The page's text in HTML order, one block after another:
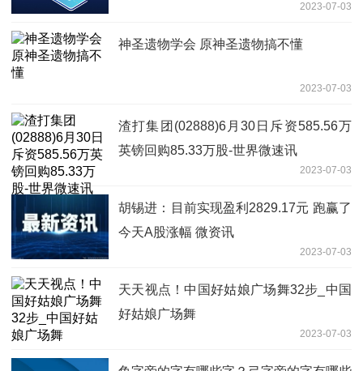
2023-07-03
神圣遗物学会 原神圣遗物搞不懂
2023-07-03
渣打集团(02888)6月30日斥资585.56万
英镑回购85.33万股-世界微速讯
2023-07-03
胡锡进：目前实现盈利2829.17元 跑赢了
今天A股涨幅 微资讯
2023-07-03
天天视点！中国好姑娘广场舞32步_中国
好姑娘广场舞
2023-07-03